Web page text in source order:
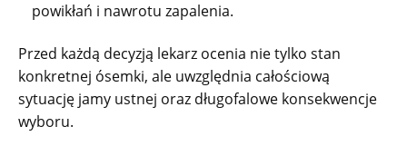
powikłań i nawrotu zapalenia.
Przed każdą decyzją lekarz ocenia nie tylko stan
konkretnej ósemki, ale uwzględnia całościową
sytuację jamy ustnej oraz długofalowe konsekwencje
wyboru.